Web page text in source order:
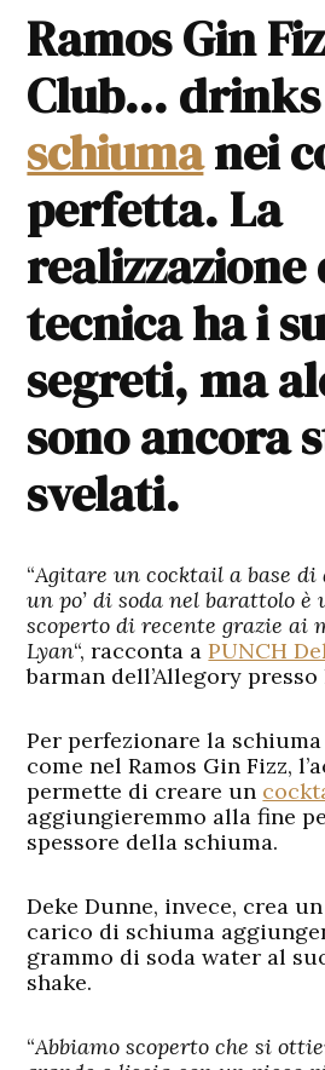
Ramos Gin
Club…
schiumanei
perfetta. La
realizzazione
tecnica ha i
segreti, ma
sono ancora
svelati.
“Agitare un cocktail a base di
un po’ di soda nel barattolo è
scoperto di recente grazie ai
Lyan“, racconta aPUNCH
barman dell’Allegory presso
Per perfezionare la
come nel Ramos Gin Fizz,
permette di creare un
aggiungieremmo alla fine
spessore della schiuma.
Deke Dunne, invece, crea
carico di schiuma
grammo di soda water al
shake.
“Abbiamo scoperto che si